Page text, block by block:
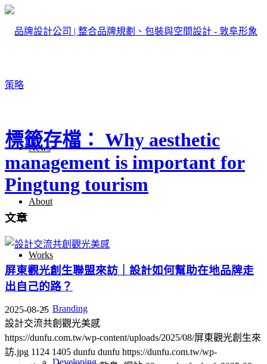
News
About
Works
Branding
Developing
標籤存檔： Why aesthetic
management is important for
Pingtung tourism
文章
屏東觀光創生聯盟來訪｜設計如何幫助在地品牌走
出自己的路？
2025-08-25
設計交流共創觀光美感
https://dunfu.com.tw/wp-content/uploads/2025/08/屏東觀光創生來
訪.jpg 1124 1405 dunfu dunfu https://dunfu.com.tw/wp-